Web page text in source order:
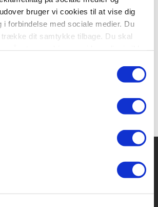
bruger vi cookies til at vise dig
i forbindelse med sociale medier. Du
dit samtykke tilbage. Du skal
Sanne Haugaard Peter Gotthardt